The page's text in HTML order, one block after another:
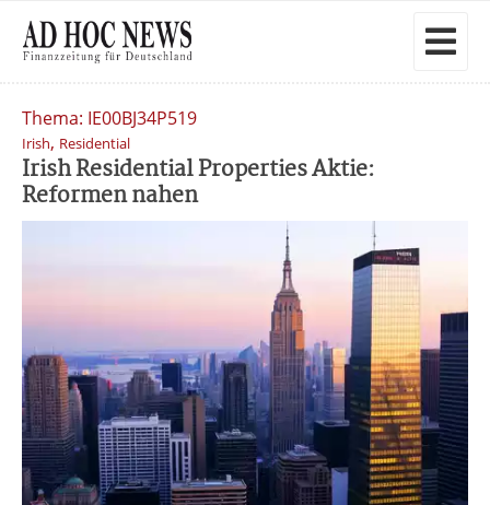
Thema: IE00BJ34P519
Irish, Residential
Irish Residential Properties Aktie:
Reformen nahen